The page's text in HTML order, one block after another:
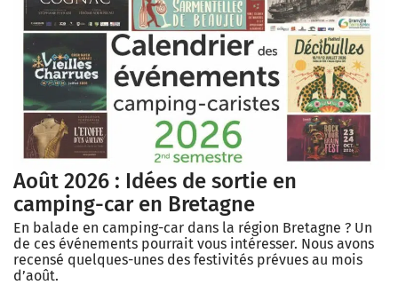
Août 2026 : Idées de sortie en
camping-car en Bretagne
En balade en camping-car dans la région Bretagne ? Un
de ces événements pourrait vous intéresser. Nous avons
recensé quelques-unes des festivités prévues au mois
d’août.